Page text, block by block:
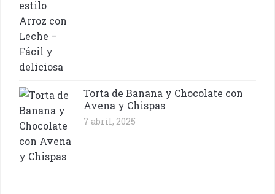
Torta de Banana y Chocolate con
Avena y Chispas
7 abril, 2025